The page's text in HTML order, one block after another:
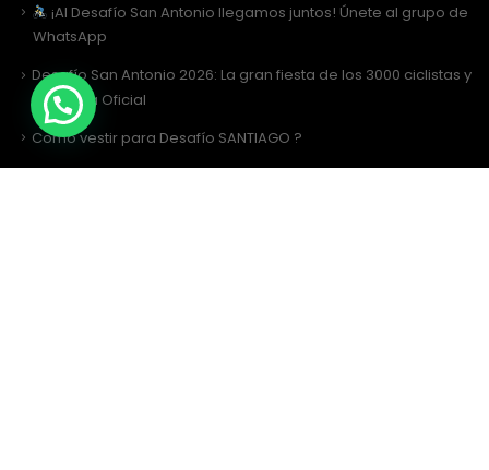
¡Al Desafío San Antonio llegamos juntos! Únete al grupo de
WhatsApp
Desafío San Antonio 2026: La gran fiesta de los 3000 ciclistas y
la Tricota Oficial
Como vestir para Desafío SANTIAGO ?